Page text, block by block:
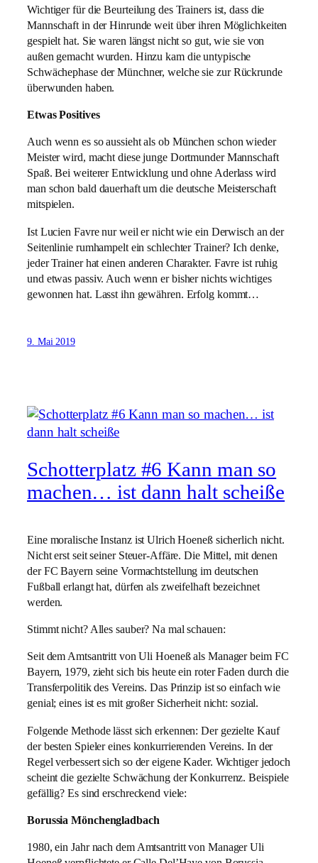
Wichtiger für die Beurteilung des Trainers ist, dass die
Mannschaft in der Hinrunde weit über ihren Möglichkeiten
gespielt hat. Sie waren längst nicht so gut, wie sie von
außen gemacht wurden. Hinzu kam die untypische
Schwächephase der Münchner, welche sie zur Rückrunde
überwunden haben.
Etwas Positives
Auch wenn es so aussieht als ob München schon wieder
Meister wird, macht diese junge Dortmunder Mannschaft
Spaß. Bei weiterer Entwicklung und ohne Aderlass wird
man schon bald dauerhaft um die deutsche Meisterschaft
mitspielen.
Ist Lucien Favre nur weil er nicht wie ein Derwisch an der
Seitenlinie rumhampelt ein schlechter Trainer? Ich denke,
jeder Trainer hat einen anderen Charakter. Favre ist ruhig
und etwas passiv. Auch wenn er bisher nichts wichtiges
gewonnen hat. Lasst ihn gewähren. Erfolg kommt…
9. Mai 2019
Schotterplatz #6 Kann man so
machen… ist dann halt scheiße
Eine moralische Instanz ist Ulrich Hoeneß sicherlich nicht.
Nicht erst seit seiner Steuer-Affäre. Die Mittel, mit denen
der FC Bayern seine Vormachtstellung im deutschen
Fußball erlangt hat, dürfen als zweifelhaft bezeichnet
werden.
Stimmt nicht? Alles sauber? Na mal schauen:
Seit dem Amtsantritt von Uli Hoeneß als Manager beim FC
Bayern, 1979, zieht sich bis heute ein roter Faden durch die
Transferpolitik des Vereins. Das Prinzip ist so einfach wie
genial; eines ist es mit großer Sicherheit nicht: sozial.
Folgende Methode lässt sich erkennen: Der gezielte Kauf
der besten Spieler eines konkurrierenden Vereins. In der
Regel verbessert sich so der eigene Kader. Wichtiger jedoch
scheint die gezielte Schwächung der Konkurrenz. Beispiele
gefällig? Es sind erschreckend viele:
Borussia Mönchengladbach
1980, ein Jahr nach dem Amtsantritt von Manager Uli